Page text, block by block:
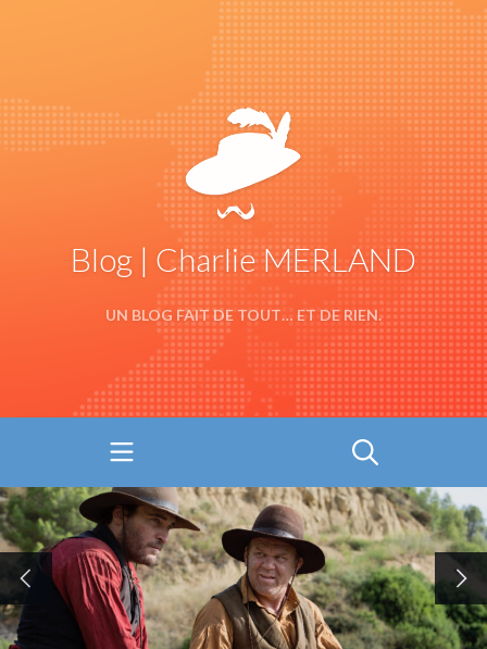
Blog | Charlie MERLAND
UN BLOG FAIT DE TOUT… ET DE RIEN.